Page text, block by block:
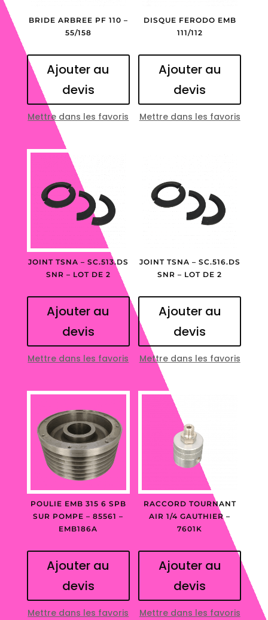
BRIDE ARBREE PF 110 –
55/158
Ajouter au
devis
Mettre dans les favoris
DISQUE FERODO EMB
111/112
Ajouter au
devis
Mettre dans les favoris
JOINT TSNA – SC.513.DS
SNR – LOT DE 2
Ajouter au
devis
Mettre dans les favoris
JOINT TSNA – SC.516.DS
SNR – LOT DE 2
Ajouter au
devis
Mettre dans les favoris
POULIE EMB 315 6 SPB
SUR POMPE – 85561 –
EMB186A
Ajouter au
devis
Mettre dans les favoris
RACCORD TOURNANT
AIR 1/4 GAUTHIER –
7601K
Ajouter au
devis
Mettre dans les favoris